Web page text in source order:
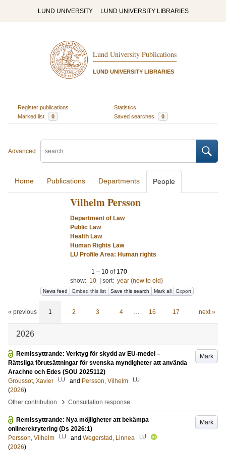
LUND UNIVERSITY LUND UNIVERSITY LIBRARIES
Lund University Publications
LUND UNIVERSITY LIBRARIES
Register publications
Statistics
Marked list
0 Saved searches 0
Advanced
Home Publications Departments People
Vilhelm Persson
Department of Law
Public Law
Health Law
Human Rights Law
LU Profile Area: Human rights
1 – 10of 170
show: 10 sort: year (new to old)
News feed Embed this list Save this search Mark all Export
« previous 1 2 3 4 … 16 17 next »
2026
Mark
Remissyttrande: Verktyg för skydd av EU-medel –
Rättsliga förutsättningar för svenska myndigheter att använda
Arachne och Edes (SOU 2025112)
Groussot, Xavier
LU and Persson, Vilhelm LU
(2026)
Other contribution
› Consultation response
Mark
Remissyttrande: Nya möjligheter att bekämpa
onlinerekrytering (Ds 2026:1)
Persson, Vilhelm
LU and Wegerstad, Linnea LU
(2026)